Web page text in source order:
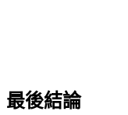
最後結論